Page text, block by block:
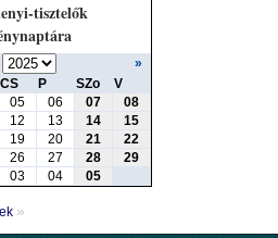
tisztelők
»
CS P SZo
V
05 06 07
08
12 13 14
15
19 20 21
22
26 27 28
29
03 04 05
»